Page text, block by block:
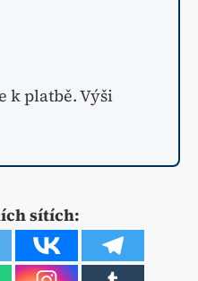
k platbě. Výši
sítích: